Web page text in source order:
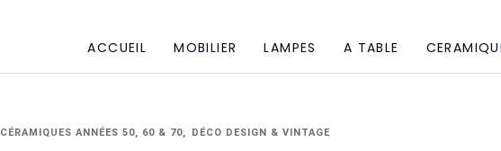
ACCUEIL MOBILIER LAMPES A TABLE
CÉRAMIQUES ANNÉES 50, 60 & 70 DÉCO DESIGN & VINTAGE